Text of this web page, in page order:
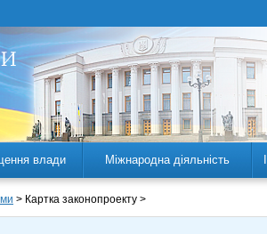
влади Міжнародна діяльність
> Картка законопроекту >